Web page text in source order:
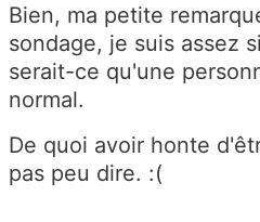
Bien, ma petite
sondage, je suis assez
serait-ce qu'une
normal.
De quoi avoir honte
pas peu dire. :(